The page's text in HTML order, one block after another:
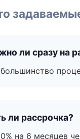
ли сразу на
ли рассрочка?
на 6 месяцев